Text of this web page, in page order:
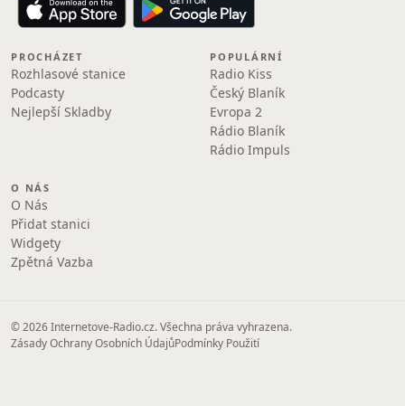
PROCHÁZET
Rozhlasové stanice
Podcasty
Nejlepší Skladby
POPULÁRNÍ
Radio Kiss
Český Blaník
Evropa 2
Rádio Blaník
Rádio Impuls
O NÁS
O Nás
Přidat stanici
Widgety
Zpětná Vazba
© 2026 Internetove-Radio.cz. Všechna práva vyhrazena.
Zásady Ochrany Osobních ÚdajůPodmínky Použití